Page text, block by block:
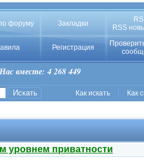
форуму Закладки
RSS
Регистрация
Нас вместе: 4 268 449
Как искать Как
уровнем приватности